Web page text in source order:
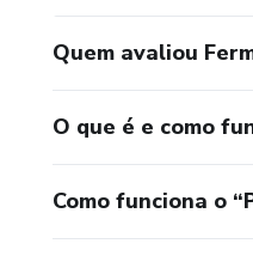
Quem avaliou
O que é e como
Como funciona o